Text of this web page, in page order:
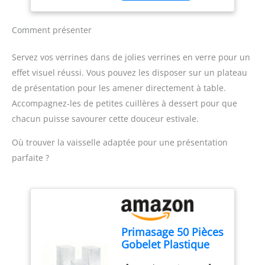
ihren dessertbedarf zu
decken undsüben
dessert seulement faciles
à nettoyer. Ils
conviennent
parfaitement à
différentes occasions
telles que les fêtes, les
célébrations et vous
lors de vos événements
variété de desserts,
verrines apéritives, ou
petites portions lors de
réceptions ou fêtes
Robustesse et fiabilité :
Fabriquées à partir de
verrines sont solides et
En optant pour des
verrines réutilisables,
vous contribuez à réduire
la quantité de déchets
plastiques générés lors
de vos événements
Comment présenter
Servez vos verrines dans de jolies verrines en verre pour un
effet visuel réussi. Vous pouvez les disposer sur un plateau
de présentation pour les amener directement à table.
Accompagnez-les de petites cuillères à dessert pour que
chacun puisse savourer cette douceur estivale.
Où trouver la vaisselle adaptée pour une présentation
parfaite ?
Primasage 50 Pièces
Gobelet Plastique